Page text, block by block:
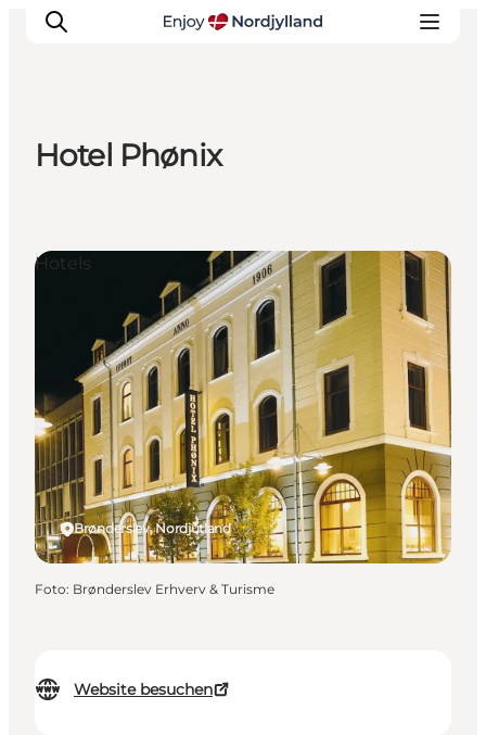
Destinationen
Guides
Veranstaltungen
Für Kinder
Hotel Phønix
Website besuchen
Brønderslev, Nordjütland
Hotels
Foto: Brønderslev Erhverv & Turisme